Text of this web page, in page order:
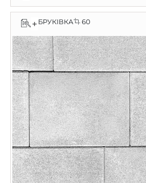
+ БРУКІВКА 60